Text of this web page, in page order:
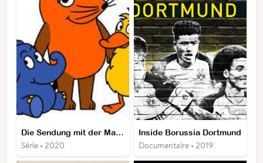
Die Sendung mit der Maus
Série • 2020
Inside Borussia Dortmund
Documentaire • 2019